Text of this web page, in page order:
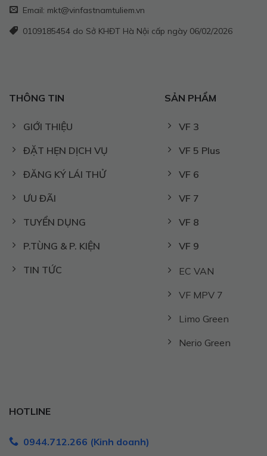
Email: mkt@vinfastnamtuliem.vn
0109185454 do Sở KHĐT Hà Nội cấp ngày 06/02/2026
THÔNG TIN
GIỚI THIỆU
ĐẶT HẸN DỊCH VỤ
ĐĂNG KÝ LÁI THỬ
ƯU ĐÃI
TUYỂN DỤNG
P.TÙNG & P. KIỆN
TIN TỨC
SẢN PHẨM
VF 3
VF 5 Plus
VF 6
VF 7
VF 8
VF 9
EC VAN
VF MPV 7
Limo Green
Nerio Green
HOTLINE
0944.712.266 (Kinh doanh)